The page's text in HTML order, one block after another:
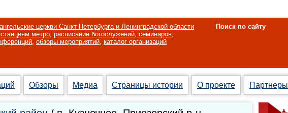
церкви Санкт-Петербурга и Ленинградской области
метро, расписание богослужений, семинаров,
, обзоры мероприятий, каталог организаций
Поиск по сайту
Обзоры Медиа Страницы истории О проекте Партнеры